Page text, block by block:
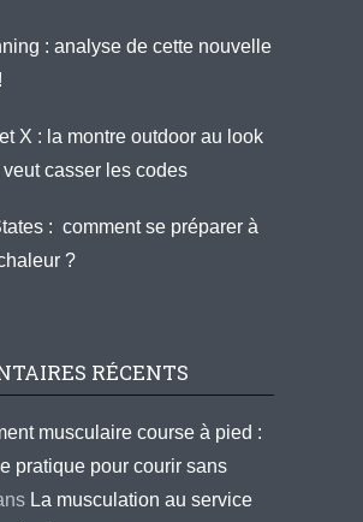
: analyse de cette nouvelle
X : la montre outdoor au look
casser les codes
: comment se préparer à
?
RÉCENTS
musculaire course à pied :
pratique pour courir sans
La musculation au service